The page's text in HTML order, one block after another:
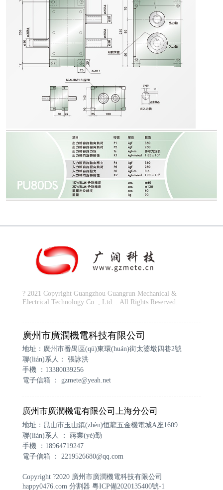
? 2021 Copyright Guangzhou Guangrun Mechanical &
Electrical Technology Co. , Ltd. . All Rights Reserved.
廣州市廣潤機電科技有限公司
地址：廣州市番禺區(qū)東環(huán)街太婆墩四巷2號
聯(lián)系人： 張詠洪
手機 ：13380039256
電子信箱 ： gzmete@yeah.net
廣州市廣潤機電有限公司上海分公司
地址：昆山市玉山鎮(zhèn)恒龍五金機電城A座1609
聯(lián)系人 ： 蔣業(yè)勤
手機 ：18964719247
電子信箱 ： 2219526680@qq.com
Copyright ?2020 廣州市廣潤機電科技有限公司
happy0476.com 分割器 粵ICP備2020135400號-1